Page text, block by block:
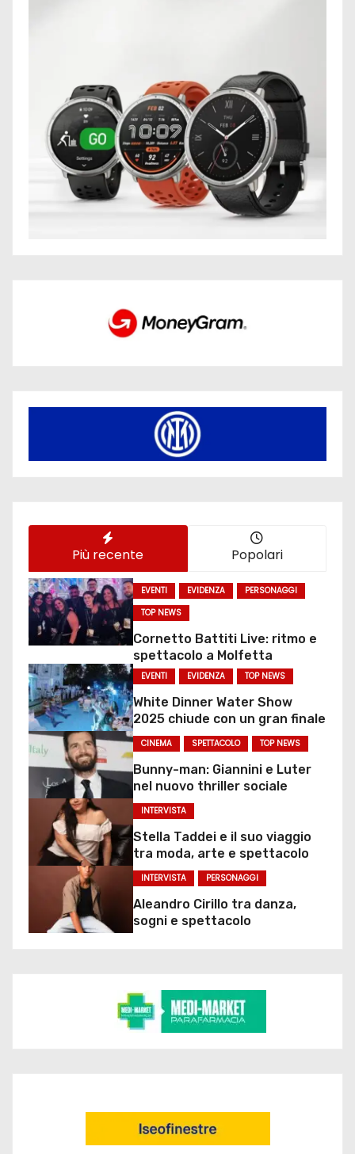
Più recente Popolari
EVENTI EVIDENZA
PERSONAGGI
TOP NEWS
Cornetto Battiti Live: ritmo e
spettacolo a Molfetta
EVENTI EVIDENZA TOP NEWS
White Dinner Water Show
2025 chiude con un gran finale
CINEMA SPETTACOLO TOP NEWS
Bunny-man: Giannini e Luter
nel nuovo thriller sociale
INTERVISTA
Stella Taddei e il suo viaggio
tra moda, arte e spettacolo
INTERVISTA PERSONAGGI
Aleandro Cirillo tra danza,
sogni e spettacolo